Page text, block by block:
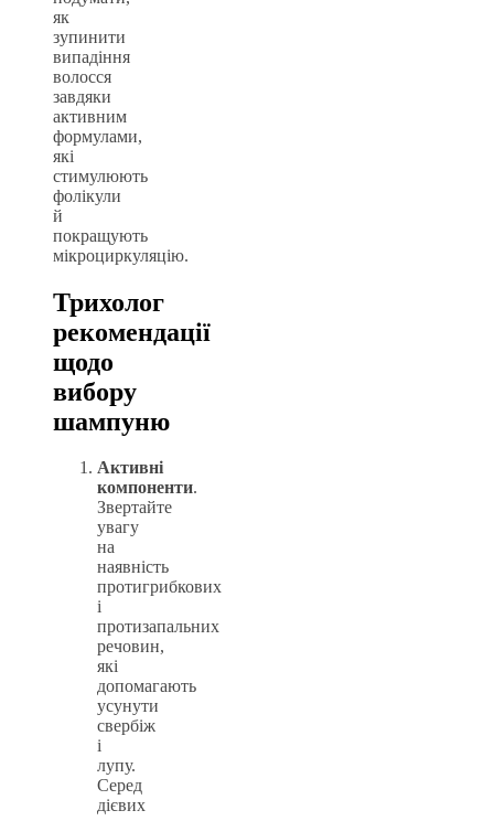
як
зупинити
випадіння
волосся
завдяки
активним
формулами,
які
стимулюють
фолікули
й
покращують
мікроциркуляцію.
Трихолог
рекомендації
щодо
вибору
шампуню
Активні
компоненти.
Звертайте
увагу
на
наявність
протигрибкових
і
протизапальних
речовин,
які
допомагають
усунути
свербіж
і
лупу.
Серед
дієвих